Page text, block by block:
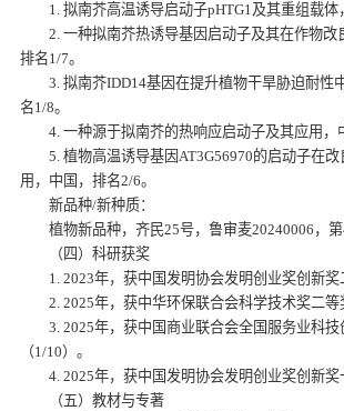
1. 拟南芥高温诱导启动子pHTG1及其重组载体，
2. 一种拟南芥热诱导基因启动子及其在作物改
排名1/7。
3. 拟南芥IDD14基因在提升植物干旱胁迫耐性
名1/8。
4. 一种源于拟南芥的热响应启动子及其应用，
5. 植物高温诱导基因AT3G56970的启动子在
用，中国， 排名2/6。
新品种/新种质：
植物新品种，齐民25号，鲁审麦20240006，
（四）科研获奖
1. 2023年，获中国发明协会发明创业奖创新奖
2. 2025年，获中华环保联合会科学技术奖二等
3. 2025年，获中国商业联合会全国服务业科
（1/10）。
4. 2025年，获中国发明协会发明创业奖创新奖
（五）教材与专著